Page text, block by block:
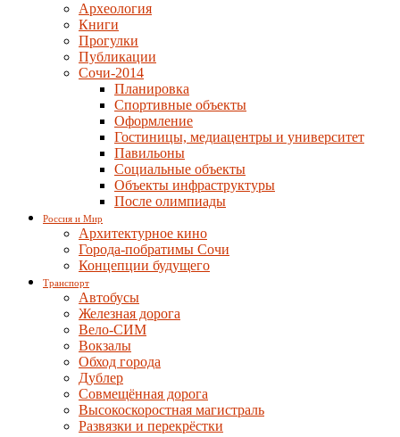
Археология
Книги
Прогулки
Публикации
Сочи-2014
Планировка
Спортивные объекты
Оформление
Гостиницы, медиацентры и университет
Павильоны
Социальные объекты
Объекты инфраструктуры
После олимпиады
Россия и Мир
Архитектурное кино
Города-побратимы Сочи
Концепции будущего
Транспорт
Автобусы
Железная дорога
Вело-СИМ
Вокзалы
Обход города
Дублер
Совмещённая дорога
Высокоскоростная магистраль
Развязки и перекрёстки